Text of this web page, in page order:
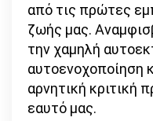
από τις πρώτες
ζωής μας.
την χαμηλή
αυτοενοχοποίηση
αρνητική κριτική
εαυτό μας.